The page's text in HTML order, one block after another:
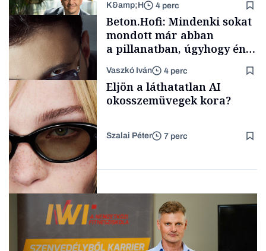
Gasztró
TÁMOGATÓI
TARTALOM
K&amp;H 4 perc
Forbes-sztori
Beton.Hofi: Mindenki sokat
mondott már abban
a pillanatban, úgyhogy én
a legsarkosabb
gondolataimat akartam
kimondani
Vaszkó Iván 4 perc
Eljön a láthatatlan AI
okosszemüvegek kora?
Szalai Péter 7 perc